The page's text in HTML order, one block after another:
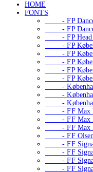
HOME
FONTS
- FP
- FP
- FP Head
- FP
- FP
- FP
- FP
- FP
-
-
-
- FF Max
- FF Max
- FF Max
- FF
- FF Signa
- FF Signa
- FF Signa
- FF Signa